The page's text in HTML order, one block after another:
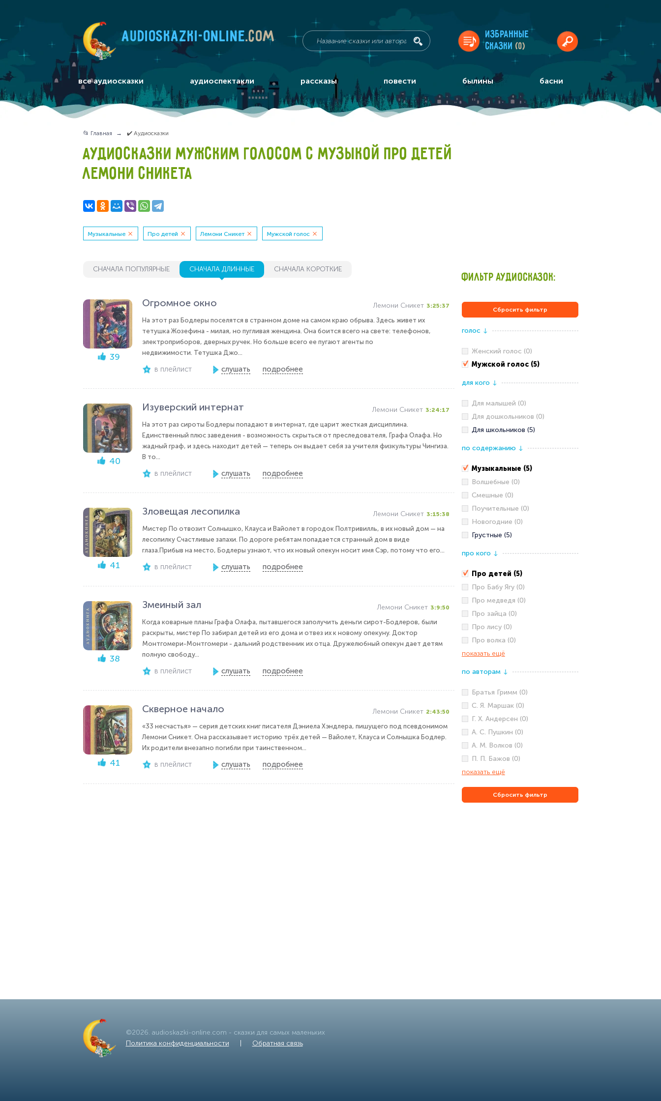
audioskazki-online.com
Избранные
сказки (0)
все аудиосказки аудиоспектакли рассказы повести былины басни
📂 Главная ✔️ Аудиосказки
АУДИОСКАЗКИ МУЖСКИМ ГОЛОСОМ С МУЗЫКОЙ ПРО ДЕТЕЙ
ЛЕМОНИ СНИКЕТА
Музыкальные Про детей Лемони Сникет Мужской голос
СНАЧАЛА ПОПУЛЯРНЫЕ СНАЧАЛА ДЛИННЫЕ СНАЧАЛА КОРОТКИЕ
39
Огромное окно Лемони Сникет 3:25:37
На этот раз Бодлеры поселятся в странном доме на самом краю обрыва. Здесь живет их
тетушка Жозефина - милая, но пугливая женщина. Она боится всего на свете: телефонов,
электроприборов, дверных ручек. Но больше всего ее пугают агенты по
недвижимости. Тетушка Джо...
в плейлист слушать подробнее
40
Изуверский интернат Лемони Сникет 3:24:17
На этот раз сироты Бодлеры попадают в интернат, где царит жесткая дисциплина.
Единственный плюс заведения - возможность скрыться от преследователя, Графа Олафа. Но
жадный граф, и здесь находит детей — теперь он выдает себя за учителя физкультуры Чингиза.
В то...
в плейлист слушать подробнее
41
Зловещая лесопилка Лемони Сникет 3:15:38
Мистер По отвозит Солнышко, Клауса и Вайолет в городок Полтривилль, в их новый дом — на
лесопилку Счастливые запахи. По дороге ребятам попадается странный дом в виде
глаза.Прибыв на место, Бодлеры узнают, что их новый опекун носит имя Сэр, потому что его...
в плейлист слушать подробнее
38
Змеиный зал Лемони Сникет 3:9:50
Когда коварные планы Графа Олафа, пытавшегося заполучить деньги сирот-Бодлеров, были
раскрыты, мистер По забирал детей из его дома и отвез их к новому опекуну. Доктор
Монтгомери-Монтгомери - дальний родственник их отца. Дружелюбный опекун дает детям
полную свободу...
в плейлист слушать подробнее
41
Скверное начало Лемони Сникет 2:43:50
«33 несчастья» — серия детских книг писателя Дэниела Хэндлера, пишущего под псевдонимом
Лемони Сникет. Она рассказывает историю трёх детей — Вайолет, Клауса и Солнышка Бодлер.
Их родители внезапно погибли при таинственном...
в плейлист слушать подробнее
ФИЛЬТР АУДИОСКАЗОК:
Сбросить фильтр
голос ↓
Женский голос (0)
Мужской голос (5)
для кого ↓
Для малышей (0)
Для дошкольников (0)
Для школьников (5)
по содержанию ↓
Музыкальные (5)
Волшебные (0)
Смешные (0)
Поучительные (0)
Новогодние (0)
Грустные (5)
про кого ↓
Про детей (5)
Про Бабу Ягу (0)
Про медведя (0)
Про зайца (0)
Про лису (0)
Про волка (0)
показать ещё
по авторам ↓
Братья Гримм (0)
С. Я. Маршак (0)
Г. Х. Андерсен (0)
А. С. Пушкин (0)
А. М. Волков (0)
П. П. Бажов (0)
показать ещё
Сбросить фильтр
©2026. audioskazki-online.com - сказки для самых маленьких
Политика конфиденциальности
Обратная связь